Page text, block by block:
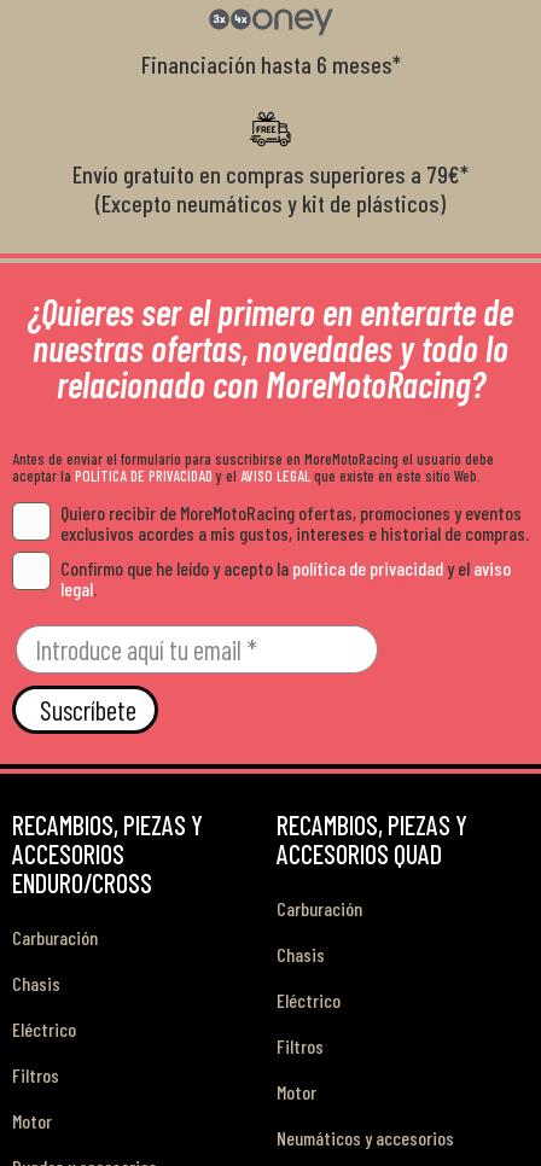
Financiación hasta 6 meses*
Envío gratuito en compras superiores a 79€*
(Excepto neumáticos y kit de plásticos)
¿Quieres ser el primero en enterarte de
nuestras ofertas, novedades y todo lo
relacionado con MoreMotoRacing?
Antes de enviar el formulario para suscribirse en MoreMotoRacing el usuario debe
aceptar la POLÍTICA DE PRIVACIDADy el AVISO LEGALque existe en este sitio Web.
Quiero recibir de MoreMotoRacing ofertas, promociones y eventos
exclusivos acordes a mis gustos, intereses e historial de compras.
Confirmo que he leído y acepto la política de privacidady el aviso
legal
Suscríbete
RECAMBIOS, PIEZAS Y
ACCESORIOS
ENDURO/CROSS
Carburación
Chasis
Eléctrico
Filtros
Motor
RECAMBIOS, PIEZAS Y
ACCESORIOS QUAD
Carburación
Chasis
Eléctrico
Filtros
Motor
Neumáticos y accesorios